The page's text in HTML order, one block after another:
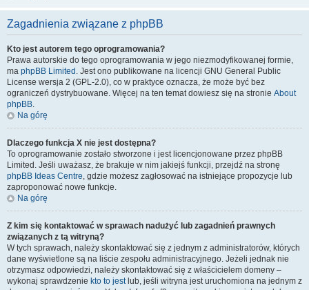
Zagadnienia związane z phpBB
Kto jest autorem tego oprogramowania?
Prawa autorskie do tego oprogramowania w jego niezmodyfikowanej formie,
ma phpBB Limited . Jest ono publikowane na licencji GNU General Public
License wersja 2 (GPL-2.0), co w praktyce oznacza, że może być bez
ograniczeń dystrybuowane. Więcej na ten temat dowiesz się na stronie About
phpBB.
Na górę
Dlaczego funkcja X nie jest dostępna?
To oprogramowanie zostało stworzone i jest licencjonowane przez phpBB
Limited. Jeśli uważasz, że brakuje w nim jakiejś funkcji, przejdź na stronę
phpBB Ideas Centre, gdzie możesz zagłosować na istniejące propozycje lub
zaproponować nowe funkcje.
Na górę
Z kim się kontaktować w sprawach nadużyć lub zagadnień prawnych
związanych z tą witryną?
W tych sprawach, należy skontaktować się z jednym z administratorów, których
dane wyświetlone są na liście zespołu administracyjnego. Jeżeli jednak nie
otrzymasz odpowiedzi, należy skontaktować się z właścicielem domeny –
wykonaj sprawdzenie kto to jestlub, jeśli witryna jest uruchomiona na jednym z